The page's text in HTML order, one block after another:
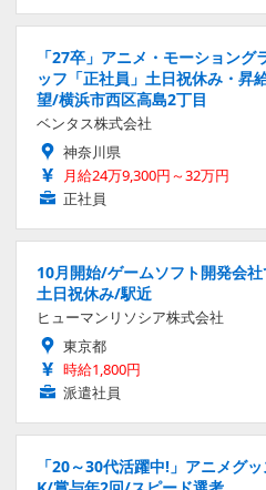
「27卒」アニメ・モーション
ッフ「正社員」土日祝休み・昇
望/横浜市西区高島2丁目
ベンタス株式会社
神奈川県
月給24万9,300円～32万円
正社員
10月開始/ゲームソフト開発会
土日祝休み/駅近
ヒューマンリソシア株式会社
東京都
時給1,800円
派遣社員
「20～30代活躍中!」アニメグ